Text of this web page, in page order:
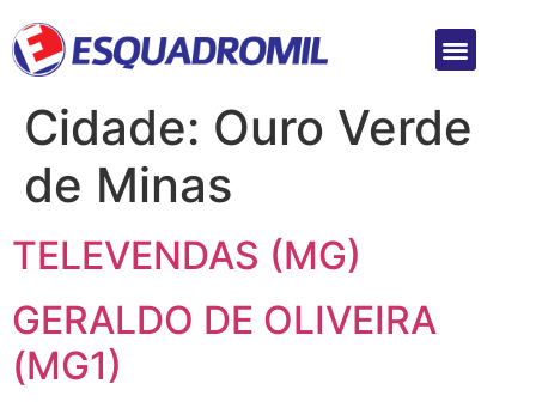
Cidade: Ouro Verde
de Minas
TELEVENDAS (MG)
GERALDO DE OLIVEIRA
(MG1)